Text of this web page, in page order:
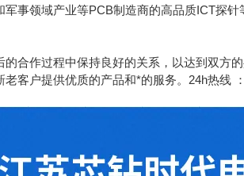
事领域产业等PCB制造商的高品质ICT探
合作过程中保持良好的关系，以达到双方
客户提供优质的产品和*的服务。24h热线